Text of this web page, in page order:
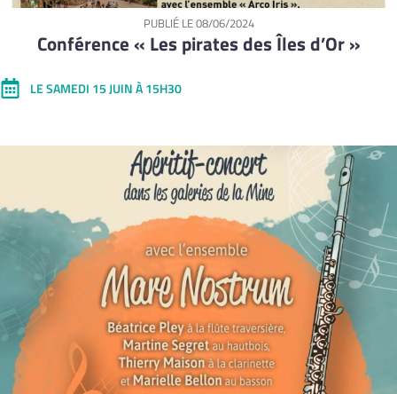
PUBLIÉ LE08/06/2024
Conférence « Les pirates des Îles d’Or »
LE SAMEDI 15 JUIN À 15H30